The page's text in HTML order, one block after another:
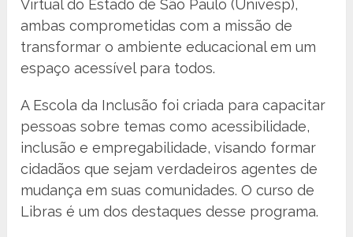
Virtual do Estado de São Paulo (Univesp),
ambas comprometidas com a missão de
transformar o ambiente educacional em um
espaço acessível para todos.
A Escola da Inclusão foi criada para capacitar
pessoas sobre temas como acessibilidade,
inclusão e empregabilidade, visando formar
cidadãos que sejam verdadeiros agentes de
mudança em suas comunidades. O curso de
Libras é um dos destaques desse programa.